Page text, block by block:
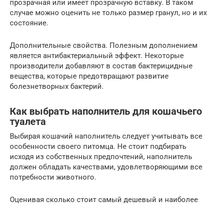
прозрачная или имеет прозрачную вставку. В таком
случае можно оценить не только размер гранул, но и их
состояние.
Дополнительные свойства. Полезным дополнением
является антибактериальный эффект. Некоторые
производители добавляют в состав бактерицидные
вещества, которые предотвращают развитие
болезнетворных бактерий.
Как выбрать наполнитель для кошачьего
туалета
Выбирая кошачий наполнитель следует учитывать все
особенности своего питомца. Не стоит подбирать
исходя из собственных предпочтений, наполнитель
должен обладать качествами, удовлетворяющими все
потребности животного.
Оценивая сколько стоит самый дешевый и наиболее